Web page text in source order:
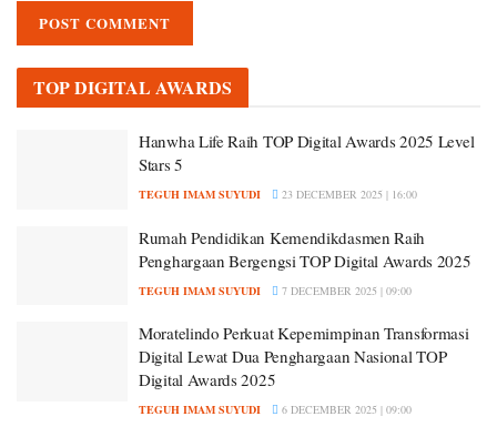
TOP DIGITAL AWARDS
Hanwha Life Raih TOP Digital Awards 2025 Level
Stars 5
TEGUH IMAM SUYUDI 23 DECEMBER 2025 | 16:00
Rumah Pendidikan Kemendikdasmen Raih
Penghargaan Bergengsi TOP Digital Awards 2025
TEGUH IMAM SUYUDI 7 DECEMBER 2025 | 09:00
Moratelindo Perkuat Kepemimpinan Transformasi
Digital Lewat Dua Penghargaan Nasional TOP
Digital Awards 2025
TEGUH IMAM SUYUDI 6 DECEMBER 2025 | 09:00